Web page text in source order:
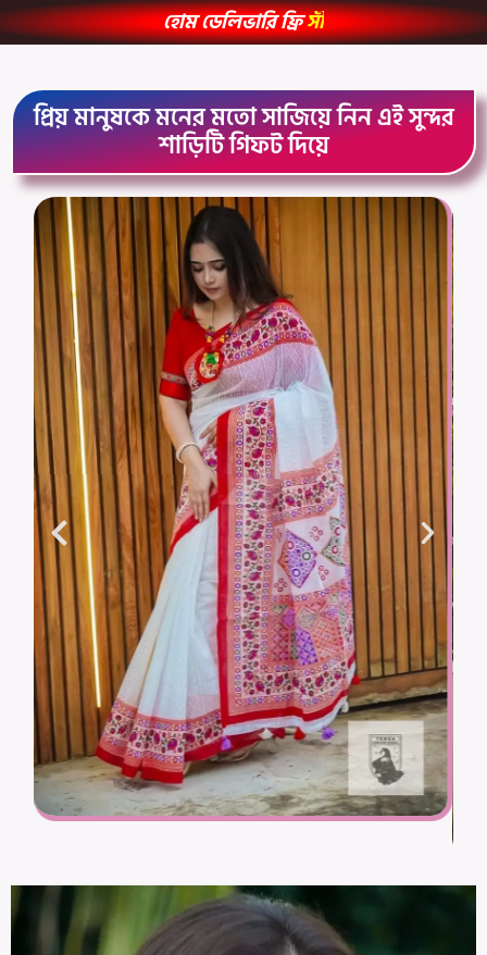
হোম ডেলিভারি ফ্রিসমতসম
প্রিয় মানুষকে মনের মতো সাজিয়ে নিন এই সুন্দর
শাড়িটি গিফট দিয়ে